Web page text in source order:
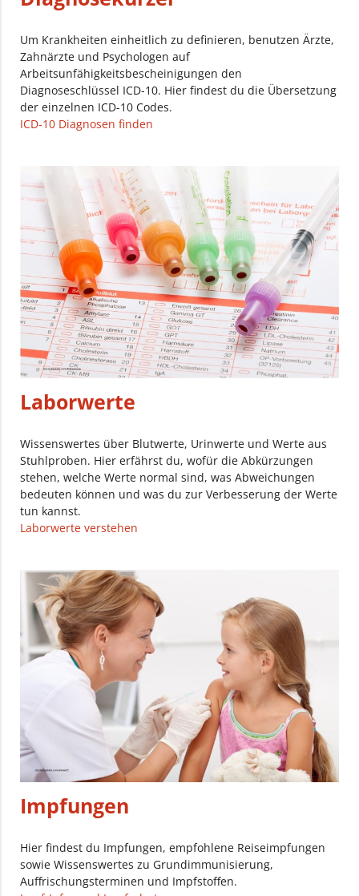
Um Krankheiten einheitlich zu definieren, benutzen Ärzte,
Zahnärzte und Psychologen auf
Arbeitsunfähigkeitsbescheinigungen den
Diagnoseschlüssel ICD-10. Hier findest du die Übersetzung
der einzelnen ICD-10 Codes.
ICD-10 Diagnosen finden
Laborwerte
Wissenswertes über Blutwerte, Urinwerte und Werte aus
Stuhlproben. Hier erfährst du, wofür die Abkürzungen
stehen, welche Werte normal sind, was Abweichungen
bedeuten können und was du zur Verbesserung der Werte
tun kannst.
Laborwerte verstehen
Impfungen
Hier findest du Impfungen, empfohlene Reiseimpfungen
sowie Wissenswertes zu Grundimmunisierung,
Auffrischungsterminen und Impfstoffen.